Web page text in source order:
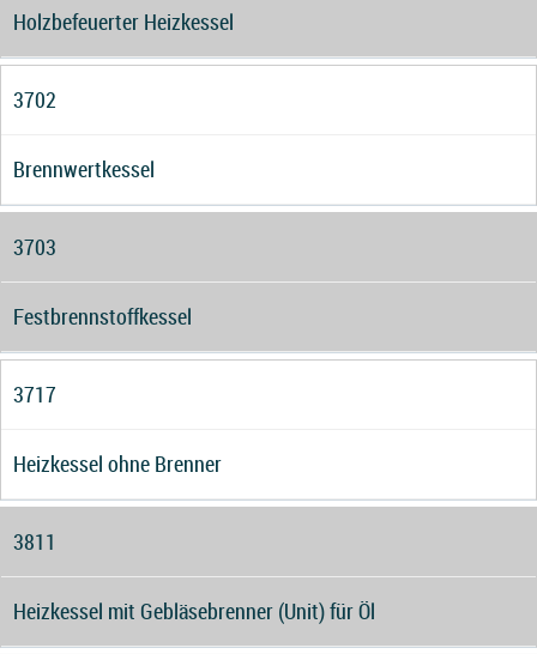
Holzbefeuerter Heizkessel
3702
Brennwertkessel
3703
Festbrennstoffkessel
3717
Heizkessel ohne Brenner
3811
Heizkessel mit Gebläsebrenner (Unit) für Öl